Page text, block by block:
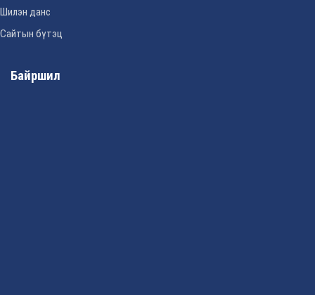
Шилэн данс
Сайтын бүтэц
Байршил